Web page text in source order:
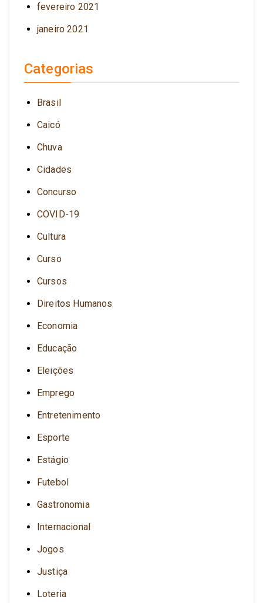
fevereiro 2021
janeiro 2021
Categorias
Brasil
Caicó
Chuva
Cidades
Concurso
COVID-19
Cultura
Curso
Cursos
Direitos Humanos
Economia
Educação
Eleições
Emprego
Entretenimento
Esporte
Estágio
Futebol
Gastronomia
Internacional
Jogos
Justiça
Loteria